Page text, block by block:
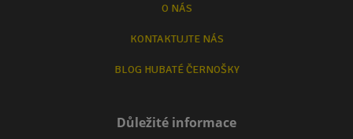
O NÁS
KONTAKTUJTE NÁS
BLOG HUBATÉ ČERNOŠKY
Důležité informace